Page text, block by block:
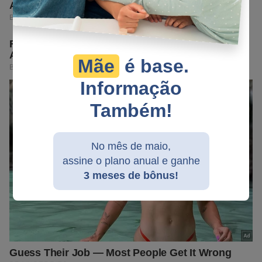
Mãe é base.
Informação
Também!
No mês de maio,
assine o plano anual e ganhe
3 meses de bônus!